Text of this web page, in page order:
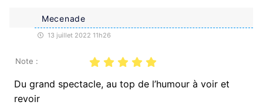
Mecenade
13 juillet 2022 11h26
Note :
Du grand spectacle, au top de l’humour à voir et
revoir